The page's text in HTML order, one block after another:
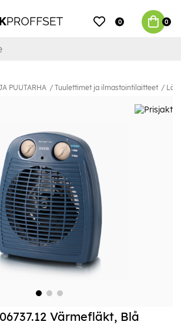
0 0
PUUTARHA Tuulettimet ja ilmastointilaitteet
Värmefläkt, Blå